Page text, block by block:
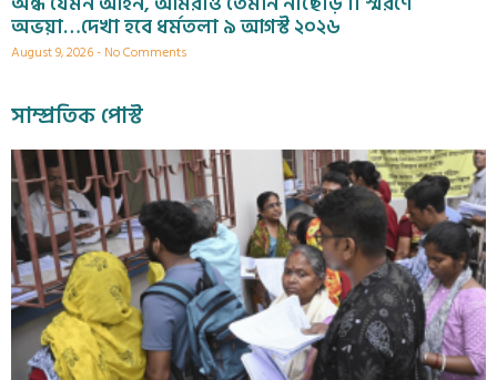
অভয়া…দেখা হবে ধর্মতলা ৯ আগস্ট ২০২৬
August 9, 2026 No Comments
সাম্প্রতিক পোস্ট